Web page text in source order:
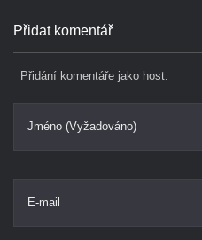
Přidat komentář
Přidání komentáře jako host.
Jméno (Vyžadováno)
E-mail